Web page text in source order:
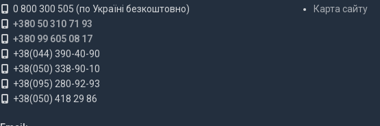
0 800 300 505 (по Україні безкоштовно)
+380 50 310 71 93
+380 99 605 08 17
+38(044) 390-40-90
+38(050) 338-90-10
+38(095) 280-92-93
+38(050) 418 29 86
Карта сайту